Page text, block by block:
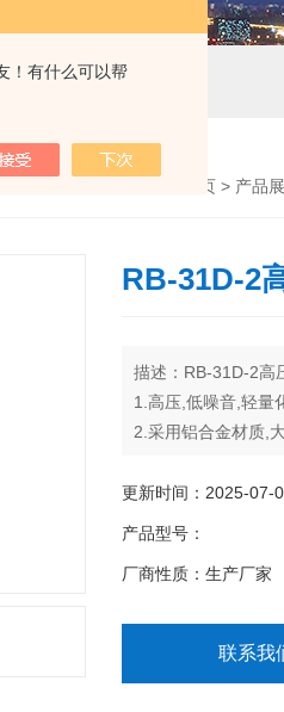
！有什么可以帮
首页 > 产品
RB-31D-2
描述：RB-31D-2高
1.高压,低噪音,轻量
2.采用铝合金材质,
4.特殊叶片设计，
5.特殊风量调节风
更新时间：2025-07-
产品型号：
厂商性质：生产厂家
联系我